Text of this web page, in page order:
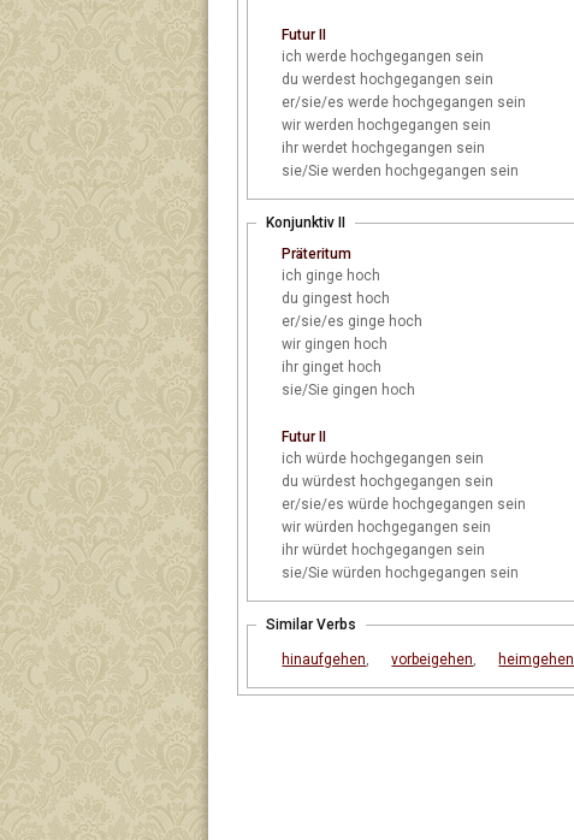
Futur II
ich
werde hochgegangen sein
du
werdest hochgegangen sein
er/sie/es
werde hochgegangen sein
wir
werden hochgegangen sein
ihr
werdet hochgegangen sein
sie/Sie
werden hochgegangen sein
Konjunktiv II
Präteritum
ich ginge hoch
du gingest hoch
er/sie/es ginge hoch
wir gingen hoch
ihr ginget hoch
sie/Sie gingen hoch
Futur II
ich
würde hochgegangen sein
du
würdest hochgegangen sein
er/sie/es
würde hochgegangen sein
wir
würden hochgegangen sein
ihr
würdet hochgegangen sein
sie/Sie
würden hochgegangen sein
Similar Verbs
hinaufgehen, vorbeigehen, heimgehen